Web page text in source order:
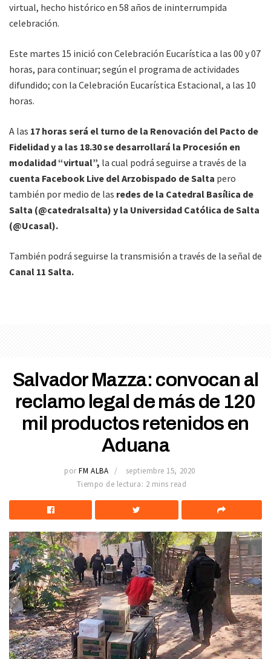
virtual, hecho histórico en 58 años de ininterrumpida
celebración.
Este martes 15 inició con Celebración Eucarística a las 00 y 07
horas, para continuar; según el programa de actividades
difundido; con la Celebración Eucarística Estacional, a las 10
horas.
A las 17 horas será el turno de la Renovación del Pacto de
Fidelidad y a las 18.30 se desarrollará la Procesión en
modalidad “virtual”, la cual podrá seguirse a través de la
cuenta Facebook Live del Arzobispado de Salta pero
también por medio de las redes de la Catedral Basílica de
Salta (@catedralsalta) y la Universidad Católica de Salta
(@Ucasal).
También podrá seguirse la transmisión a través de la señal de
Canal 11 Salta.
Salvador Mazza: convocan al
reclamo legal de más de 120
mil productos retenidos en
Aduana
por FM ALBA
septiembre 15, 2020
Tiempo de lectura: 2 mins read